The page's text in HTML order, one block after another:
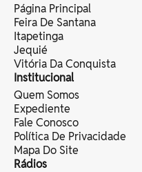
Página Principal
Feira De Santana
Itapetinga
Jequié
Vitória Da Conquista
Institucional
Quem Somos
Expediente
Fale Conosco
Política De Privacidade
Mapa Do Site
Rádios